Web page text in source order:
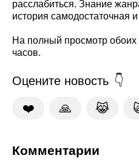
расслабиться. Знание
история самодостаточная
На полный просмотр обоих
часов.
Оцените новость
❤️ 🙏 😹
Комментарии